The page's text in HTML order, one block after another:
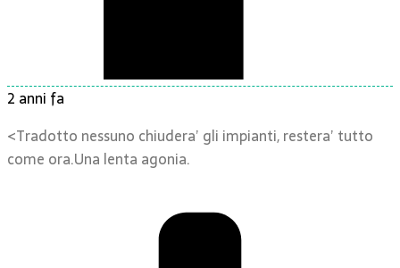
2 anni fa
<Tradotto nessuno chiudera’ gli impianti, restera’ tutto
come ora.Una lenta agonia.